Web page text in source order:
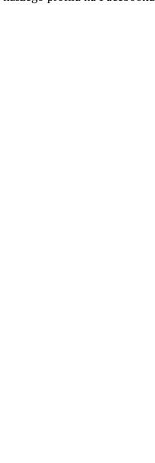
się w nowej karcie